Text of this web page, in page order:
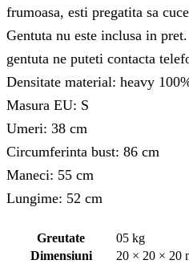
frumoasa, esti pregatita sa
Gentuta nu este inclusa in
gentuta ne puteti contacta
Densitate material: heavy
Masura EU: S
Umeri: 38 cm
Circumferinta bust: 86 cm
Maneci: 55 cm
Lungime: 52 cm
Greutate
05 kg
Dimensiuni
20 × 20 × 20